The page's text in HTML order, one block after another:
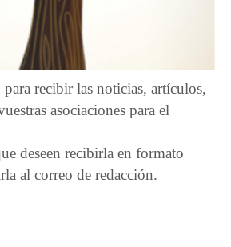
recibir las noticias, artículos,
asociaciones para el
deseen recibirla en formato
al correo de redacción.